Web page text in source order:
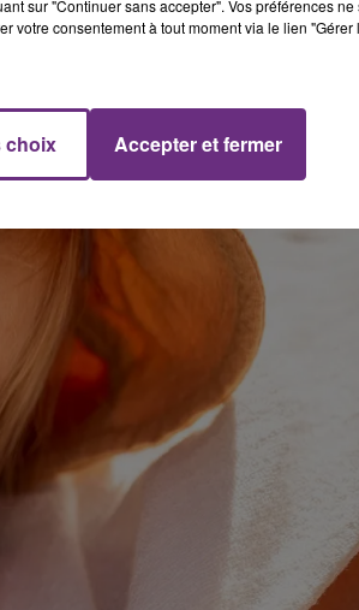
sur "Continuer sans accepter". Vos préférences
votre consentement à tout moment via le lien
choix Accepter et fermer